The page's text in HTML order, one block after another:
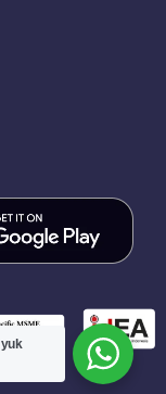
yuk